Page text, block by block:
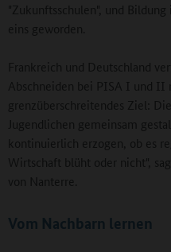
"Zukunftsschulen", und
eins geworden.
Frankreich und Deutschland
Abschneiden bei PISA I und II
grenzüberschreitendes Ziel:
Jugendlichen gemeinsam
kontinuierlich erzogen, ob es
Wirtschaft blüht oder nicht",
von Nanterre.
Vom Nachbarn lernen